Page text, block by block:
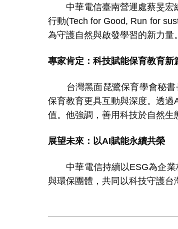
中華電信臺南營運處蔡旻宏總
行動(Tech for Good, Run for
為守護自然與啟發學習的新力量。
專家肯定：科技賦能保育教育新
台灣黑面琵鷺保育學會秘書
保育教育更具互動與深度。透過
值。他強調，善用科技於自然生
展望未來：以AI賦能永續共榮
中華電信持續以ESG為企
與環保團體，共同以科技守護台